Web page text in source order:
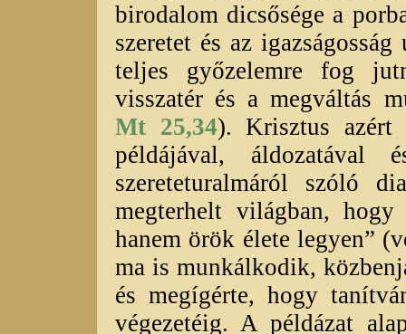
birodalom dicsősége a
szeretet és az
teljes győzelemre fog
visszatér és a megváltás
Mt 25,34). Krisztus azért
példájával, áldozatával
szereteturalmáról szóló
megterhelt világban,
hanem örök élete legyen”
ma is munkálkodik,
és megígérte, hogy
végezetéig. A példázat